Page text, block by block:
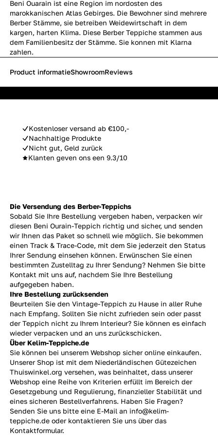
Beni Ouarain ist eine Region im nordosten des
marokkanischen Atlas Gebirges. Die Bewohner sind mehrere
Berber Stämme, sie betreiben Weidewirtschaft in dem
kargen, harten Klima. Diese Berber Teppiche stammen aus
dem Familienbesitz der Stämme. Sie konnen mit Klarna
zahlen.
Kostenloser versand ab €100,-
Nachhaltige Produkte
Nicht gut, Geld zurück
Klanten geven ons een 9.3/10
Product informatieShowroomReviews
Die Versendung des Berber-Teppichs
Sobald Sie Ihre Bestellung vergeben haben, verpacken wir
diesen Beni Ourain-Teppich richtig und sicher, und senden
wir Ihnen das Paket so schnell wie möglich. Sie bekommen
einen Track & Trace-Code, mit dem Sie jederzeit den Status
Ihrer Sendung einsehen können. Erwünschen Sie einen
bestimmten Zustelltag zu Ihrer Sendung? Nehmen Sie bitte
Kontakt mit uns auf, nachdem Sie Ihre Bestellung
aufgegeben haben.
Ihre Bestellung zurücksenden
Beurteilen Sie den Vintage-Teppich zu Hause in aller Ruhe
nach Empfang. Sollten Sie nicht zufrieden sein oder passt
der Teppich nicht zu Ihrem Interieur? Sie können es einfach
wieder verpacken und an uns zurückschicken.
Über Kelim-Teppiche.de
Sie können bei unserem Webshop sicher online einkaufen.
Unserer Shop ist mit dem Niederländischen Gütezeichen
Thuiswinkel.org versehen, was beinhaltet, dass unserer
Webshop eine Reihe von Kriterien erfüllt im Bereich der
Gesetzgebung und Regulierung, finanzieller Stabilität und
eines sicheren Bestellverfahrens. Haben Sie Fragen?
Senden Sie uns bitte eine E-Mail an info@kelim-
teppiche.de oder kontaktieren Sie uns über das
Kontaktformular.